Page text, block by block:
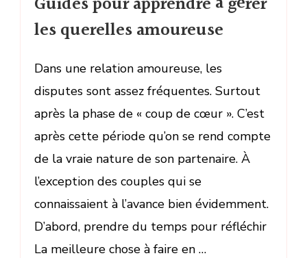
les querelles amoureuse
Dans une relation amoureuse, les
disputes sont assez fréquentes. Surtout
après la phase de « coup de cœur ». C’est
après cette période qu’on se rend compte
de la vraie nature de son partenaire. À
l’exception des couples qui se
connaissaient à l’avance bien évidemment.
D’abord, prendre du temps pour réfléchir
La meilleure chose à faire en …